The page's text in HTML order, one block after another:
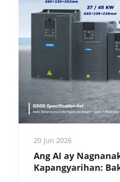
20 Jun 2026
Ang AI ay
Kapangyarihan: